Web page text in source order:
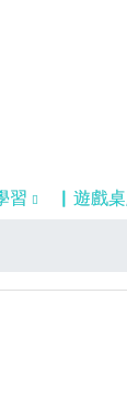
習 ▏遊戲